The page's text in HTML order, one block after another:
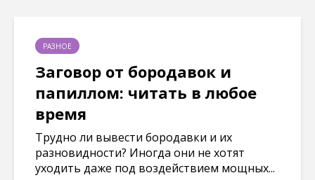
РАЗНОЕ
Заговор от бородавок и
папиллом: читать в любое
время
Трудно ли вывести бородавки и их
разновидности? Иногда они не хотят
уходить даже под воздействием мощных...